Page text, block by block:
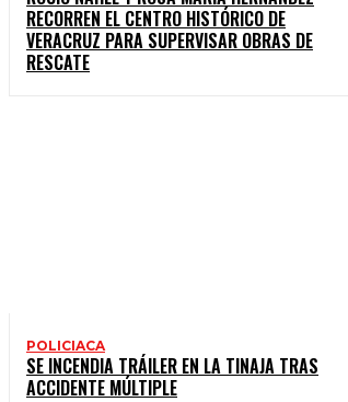
RECORREN EL CENTRO HISTÓRICO DE
VERACRUZ PARA SUPERVISAR OBRAS DE
RESCATE
POLICIACA
SE INCENDIA TRÁILER EN LA TINAJA TRAS
ACCIDENTE MÚLTIPLE